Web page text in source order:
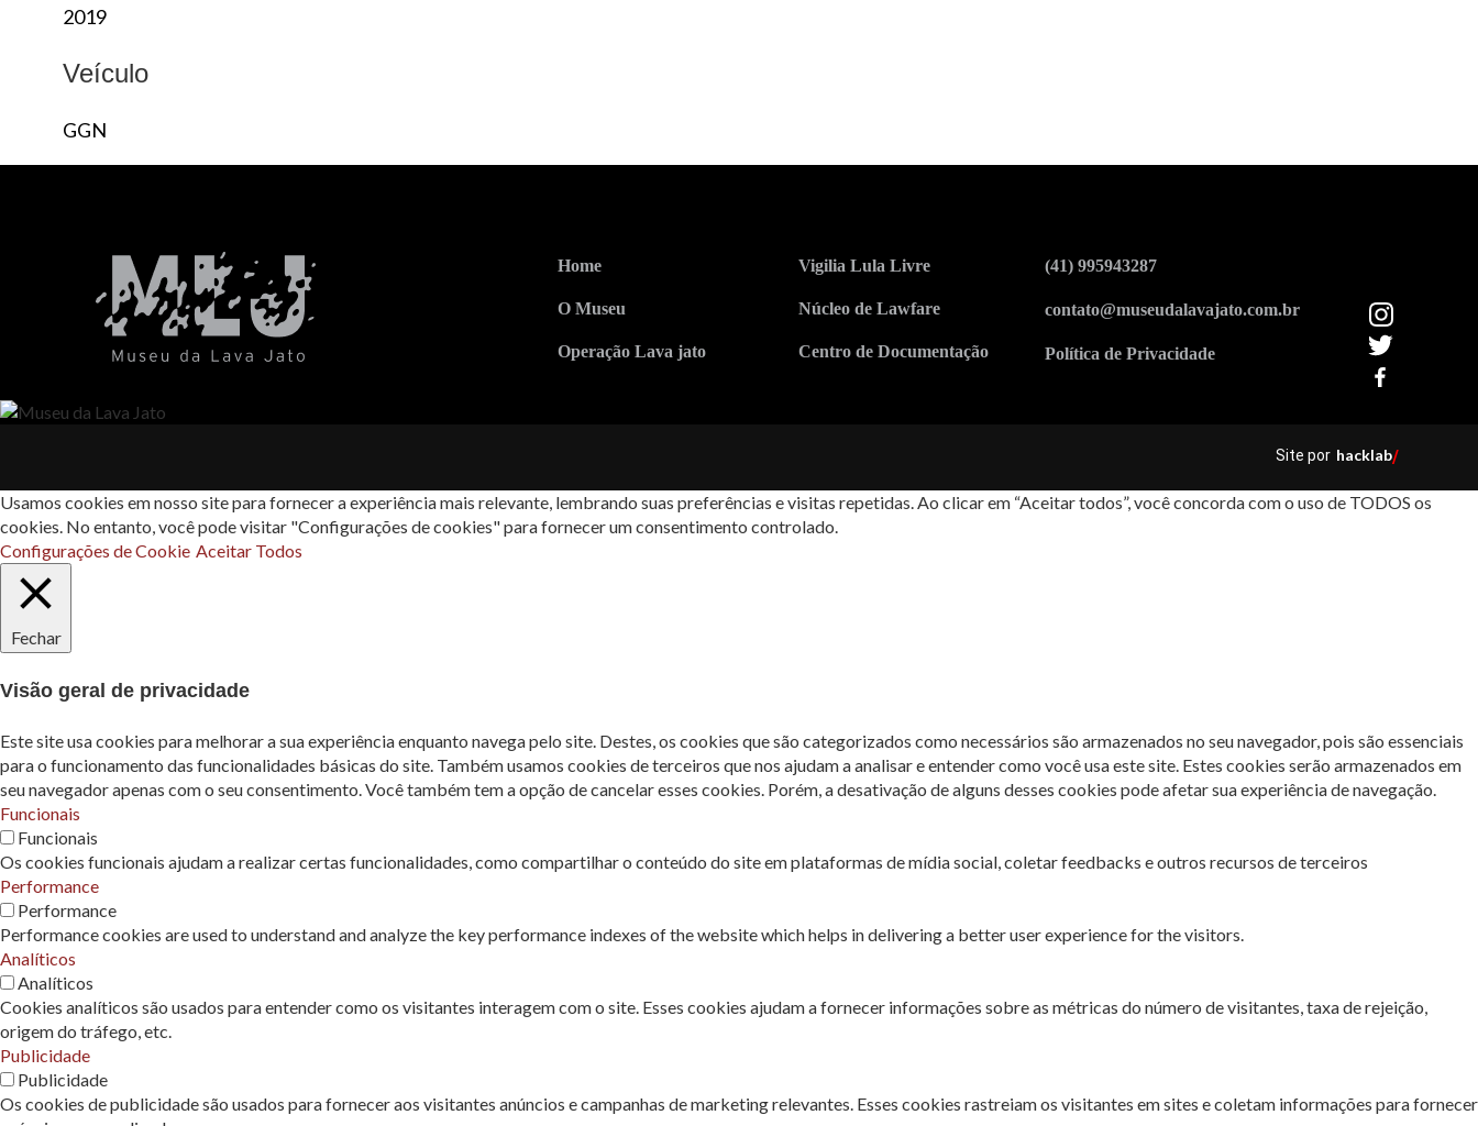
2019
Veículo
GGN
Home
O Museu
Operação Lava jato
Vigilia Lula Livre
Núcleo de Lawfare
Centro de Documentação
(41) 995943287
contato@museudalavajato.com.br
Política de Privacidade
Site por hacklab/
Usamos cookies em nosso site para fornecer a experiência mais relevante, lembrando suas preferências e visitas repetidas. Ao clicar em “Aceitar todos”, você concorda com o uso de TODOS os
cookies. No entanto, você pode visitar "Configurações de cookies" para fornecer um consentimento controlado.
Configurações de Cookie Aceitar Todos
Fechar
Visão geral de privacidade
Este site usa cookies para melhorar a sua experiência enquanto navega pelo site. Destes, os cookies que são categorizados como necessários são armazenados no seu navegador, pois são essenciais
para o funcionamento das funcionalidades básicas do site. Também usamos cookies de terceiros que nos ajudam a analisar e entender como você usa este site. Estes cookies serão armazenados em
seu navegador apenas com o seu consentimento. Você também tem a opção de cancelar esses cookies. Porém, a desativação de alguns desses cookies pode afetar sua experiência de navegação.
Funcionais
Funcionais
Os cookies funcionais ajudam a realizar certas funcionalidades, como compartilhar o conteúdo do site em plataformas de mídia social, coletar feedbacks e outros recursos de terceiros
Performance
Performance
Performance cookies are used to understand and analyze the key performance indexes of the website which helps in delivering a better user experience for the visitors.
Analíticos
Analíticos
Cookies analíticos são usados ​​para entender como os visitantes interagem com o site. Esses cookies ajudam a fornecer informações sobre as métricas do número de visitantes, taxa de rejeição,
origem do tráfego, etc.
Publicidade
Publicidade
Os cookies de publicidade são usados ​​para fornecer aos visitantes anúncios e campanhas de marketing relevantes. Esses cookies rastreiam os visitantes em sites e coletam informações para fornecer